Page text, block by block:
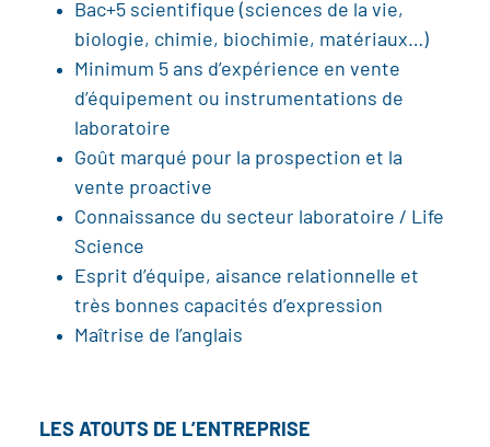
Bac+5 scientifique (sciences de la vie,
biologie, chimie, biochimie, matériaux…)
Minimum 5 ans d’expérience en vente
d’équipement ou instrumentations de
laboratoire
Goût marqué pour la prospection et la
vente proactive
Connaissance du secteur laboratoire / Life
Science
Esprit d’équipe, aisance relationnelle et
très bonnes capacités d’expression
Maîtrise de l’anglais
LES ATOUTS DE L’ENTREPRISE